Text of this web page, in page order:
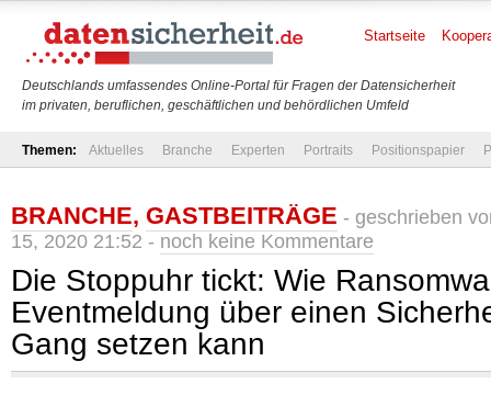
Deutschlands umfassendes Online-Portal für Fragen der Datensicherheit
im privaten, beruflichen, geschäftlichen und behördlichen Umfeld
Startseite
Themen: Aktuelles Branche Experten Portraits Positionspapier
BRANCHE, GASTBEITRÄGE - geschrieben
15, 2020 21:52 - noch keine Kommentare
Die Stoppuhr tickt: Wie
Eventmeldung über einen
Gang setzen kann